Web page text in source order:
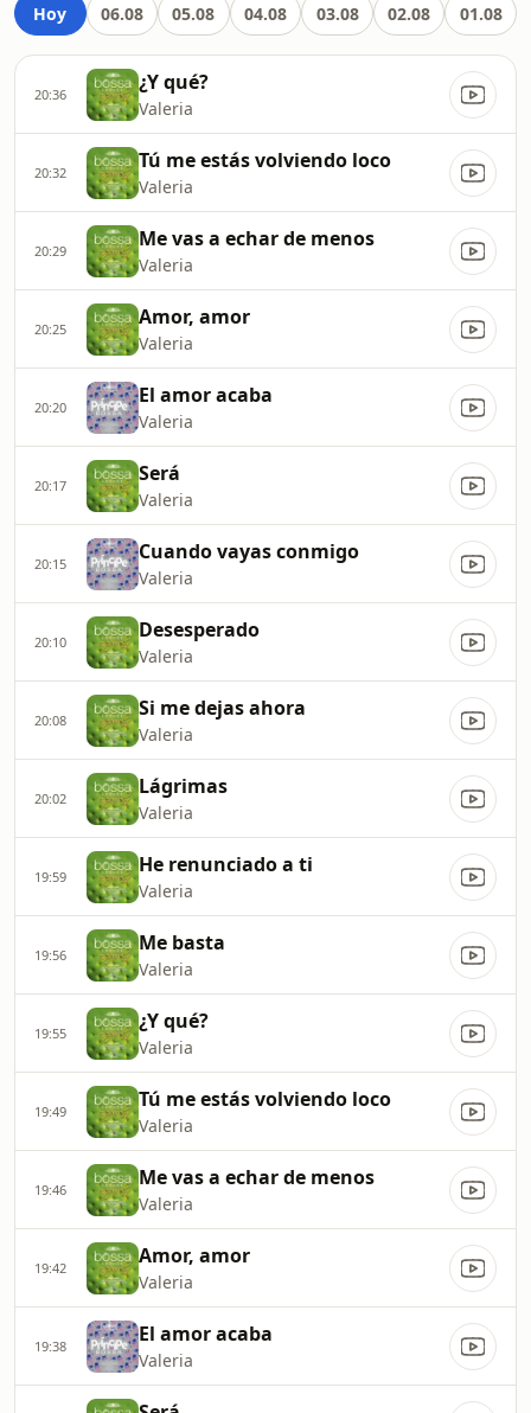
Hoy 06.08 05.08 04.08 03.08 02.08 01.08
20:36 ¿Y qué?
Valeria
20:32 Tú me estás volviendo loco
Valeria
20:29 Me vas a echar de menos
Valeria
20:25 Amor, amor
Valeria
20:20 El amor acaba
Valeria
20:17 Será
Valeria
20:15 Cuando vayas conmigo
Valeria
20:10 Desesperado
Valeria
20:08 Si me dejas ahora
Valeria
20:02 Lágrimas
Valeria
19:59 He renunciado a ti
Valeria
19:56 Me basta
Valeria
19:55 ¿Y qué?
Valeria
19:49 Tú me estás volviendo loco
Valeria
19:46 Me vas a echar de menos
Valeria
19:42 Amor, amor
Valeria
19:38 El amor acaba
Valeria